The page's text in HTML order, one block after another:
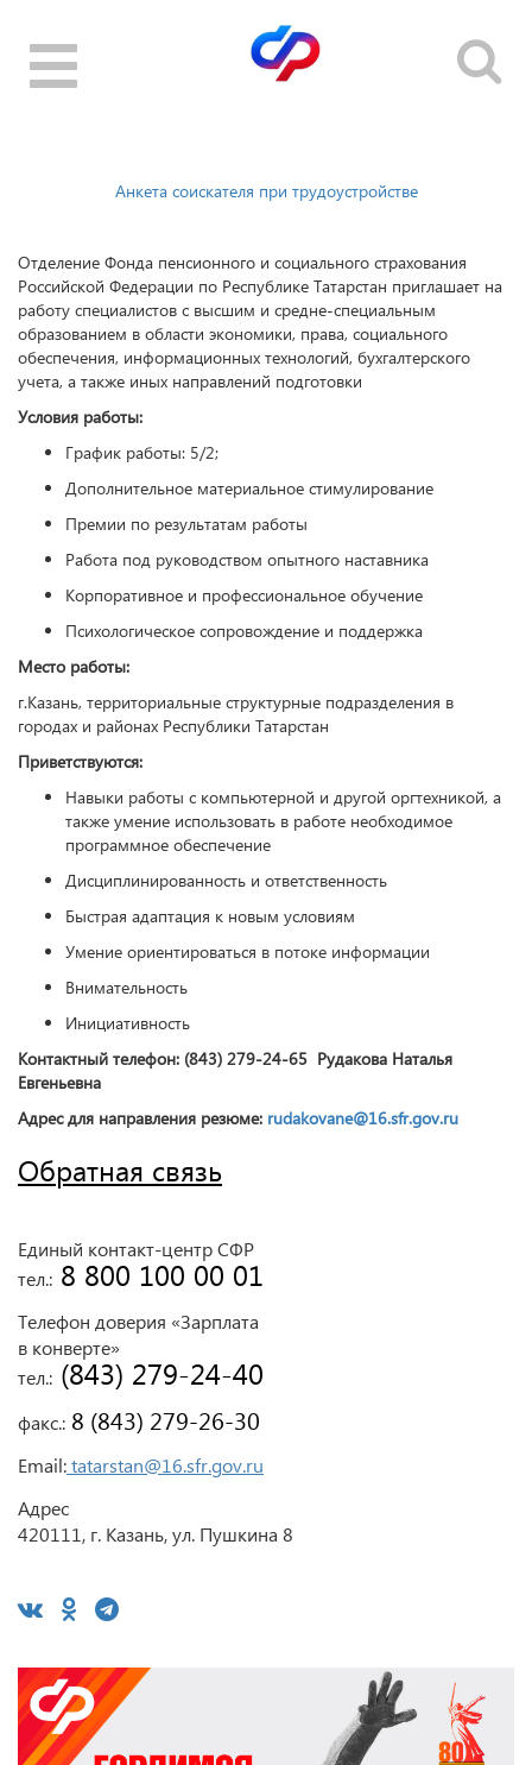
Toggle
navigation
Анкета соискателя при трудоустройстве
Отделение Фонда пенсионного и социального страхования
Российской Федерации по Республике Татарстан приглашает на
работу специалистов с высшим и средне-специальным
образованием в области экономики, права, социального
обеспечения, информационных технологий, бухгалтерского
учета, а также иных направлений подготовки
Условия работы:
График работы: 5/2;
Дополнительное материальное стимулирование
Премии по результатам работы
Работа под руководством опытного наставника
Корпоративное и профессиональное обучение
Психологическое сопровождение и поддержка
Место работы:
г.Казань, территориальные структурные подразделения в
городах и районах Республики Татарстан
Приветствуются:
Навыки работы с компьютерной и другой оргтехникой, а
также умение использовать в работе необходимое
программное обеспечение
Дисциплинированность и ответственность
Быстрая адаптация к новым условиям
Умение ориентироваться в потоке информации
Внимательность
Инициативность
Контактный телефон: (843) 279-24-65 Рудакова Наталья
Евгеньевна
Адрес для направления резюме: rudakovane@16.sfr.gov.ru
Обратная связь
Единый контакт-центр СФР
тел.: 8 800 100 00 01
Телефон доверия «Зарплата
в конверте»
тел.: (843) 279-24-40
факс.: 8 (843) 279-26-30
Email:tatarstan@16.sfr.gov.ru
Адрес
420111, г. Казань, ул. Пушкина 8